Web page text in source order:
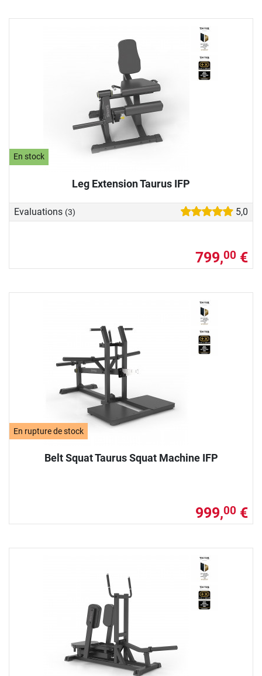
En stock
Leg Extension Taurus IFP
Evaluations (3) 5,0
799,00 €
En rupture de stock
Belt Squat Taurus Squat Machine IFP
999,00 €